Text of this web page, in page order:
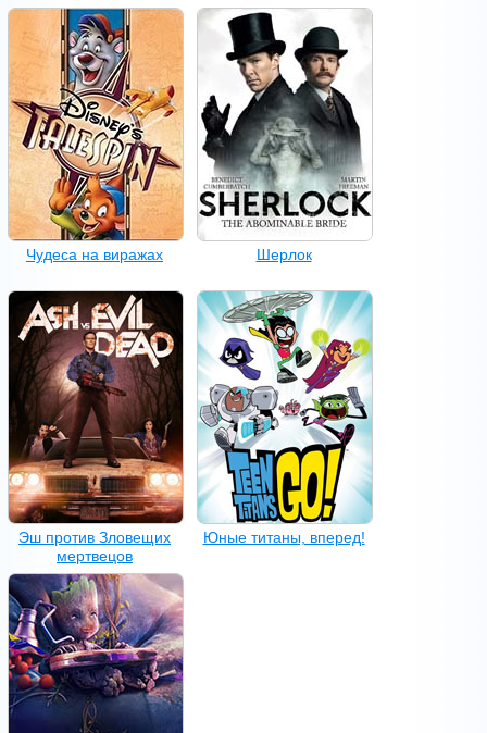
Чудеса на виражах Шерлок
Эш против Зловещих
мертвецов
Юные титаны, вперед!